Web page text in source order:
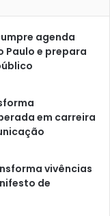
agenda
Paulo e prepara
em carreira
vivências
de